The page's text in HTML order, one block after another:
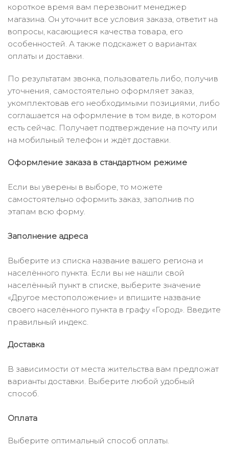
короткое время вам перезвонит менеджер
магазина. Он уточнит все условия заказа, ответит на
вопросы, касающиеся качества товара, его
особенностей. А также подскажет о вариантах
оплаты и доставки.
По результатам звонка, пользователь либо, получив
уточнения, самостоятельно оформляет заказ,
укомплектовав его необходимыми позициями, либо
соглашается на оформление в том виде, в котором
есть сейчас. Получает подтверждение на почту или
на мобильный телефон и ждёт доставки.
Оформление заказа в стандартном режиме
Если вы уверены в выборе, то можете
самостоятельно оформить заказ, заполнив по
этапам всю форму.
Заполнение адреса
Выберите из списка название вашего региона и
населённого пункта. Если вы не нашли свой
населённый пункт в списке, выберите значение
«Другое местоположение» и впишите название
своего населённого пункта в графу «Город». Введите
правильный индекс.
Доставка
В зависимости от места жительства вам предложат
варианты доставки. Выберите любой удобный
способ.
Оплата
Выберите оптимальный способ оплаты.